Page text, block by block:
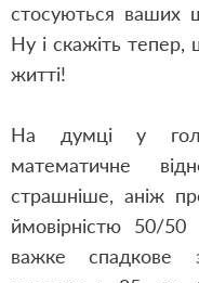
стосуються ваших
Ну і скажіть
житті!
На думці у
математичне
страшніше, аніж
ймовірністю 50/50
важке спадкове